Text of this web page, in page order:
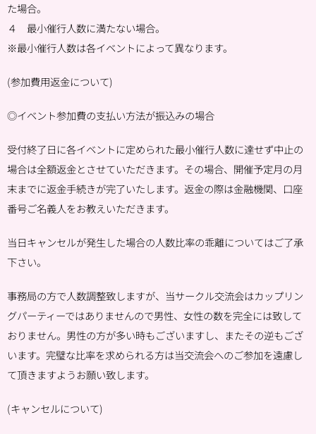
た場合。
４ 最小催行人数に満たない場合。
※最小催行人数は各イベントによって異なります。
(参加費用返金について)
◎イベント参加費の支払い方法が振込みの場合
受付終了日に各イベントに定められた最小催行人数に達せず中止の
場合は全額返金とさせていただきます。その場合、開催予定月の月
末までに返金手続きが完了いたします。返金の際は金融機関、口座
番号ご名義人をお教えいただきます。
当日キャンセルが発生した場合の人数比率の乖離についてはご了承
下さい。
事務局の方で人数調整致しますが、当サークル交流会はカップリン
グパーティーではありませんので男性、女性の数を完全には致して
おりません。男性の方が多い時もございますし、またその逆もござ
います。完璧な比率を求められる方は当交流会へのご参加を遠慮し
て頂きますようお願い致します。
(キャンセルについて)